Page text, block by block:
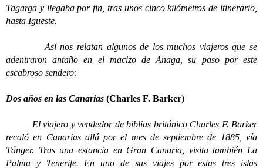
Tagarga y llegaba por fin, tras unos cinco kilómetros de itinerario,
hasta Igueste.
Así nos relatan algunos de los muchos viajeros que se
adentraron antaño en el macizo de Anaga, su paso por este
escabroso sendero:
Dos años en las Canarias (Charles F. Barker)
El viajero y vendedor de biblias británico Charles F. Barker
recaló en Canarias allá por el mes de septiembre de 1885, vía
Tánger. Tras una estancia en Gran Canaria, visita también La
Palma y Tenerife. En uno de sus viajes por estas tres islas